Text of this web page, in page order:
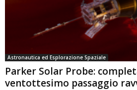
Astronautica ed Esplorazione Spaziale
Parker Solar Probe:
ventottesimo passaggio